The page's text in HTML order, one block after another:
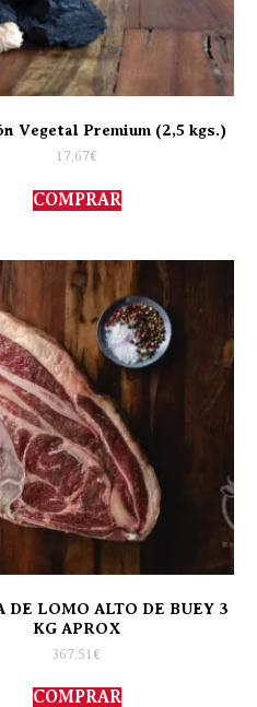
Vegetal Premium (2,5 kgs.)
17,67€
COMPRAR
DE LOMO ALTO DE BUEY 3
KG APROX
367,51 €
COMPRAR